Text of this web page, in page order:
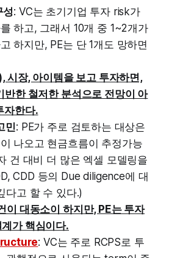
성: VC는 초기기업 투자 risk가
하고, 그래서 10개 중 1~2개가
하지만, PE는 단 1개도 망하면
시장, 아이템을 보고 투자하면,
반한 철저한 분석으로 전망이 아
자한다.
민: PE가 주로 검토하는 대상은
나오고 현금흐름이 추정가능
건 대비 더 많은 엑셀 모델링을
CDD 등의 Due diligence에 대
다고 할 수 있다.)
이 대동소이 하지만, PE는 투자
가 핵심이다.
: VC는 주로 RCPS로 투